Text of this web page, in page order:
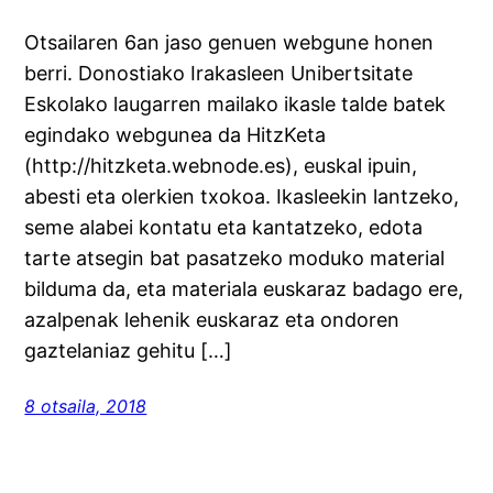
Otsailaren 6an jaso genuen webgune honen
berri. Donostiako Irakasleen Unibertsitate
Eskolako laugarren mailako ikasle talde batek
egindako webgunea da HitzKeta
(http://hitzketa.webnode.es), euskal ipuin,
abesti eta olerkien txokoa. Ikasleekin lantzeko,
seme alabei kontatu eta kantatzeko, edota
tarte atsegin bat pasatzeko moduko material
bilduma da, eta materiala euskaraz badago ere,
azalpenak lehenik euskaraz eta ondoren
gaztelaniaz gehitu […]
8 otsaila, 2018